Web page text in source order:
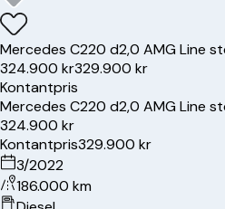
Mercedes C220 d2,0 AMG Line
324.900 kr329.900 kr
Kontantpris
Mercedes C220 d2,0 AMG Line
324.900 kr
Kontantpris329.900 kr
3/2022
186.000 km